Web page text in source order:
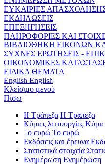
ΕΥΚΑΙΡΙΕΣ
ΕΚΔΗΛΩΣΕΙΣ
ΕΠΕΞΗΓΗΣΕΙΣ
ΠΛΗΡΟΦΟΡΙΕΣ ΚΑΙ
ΒΙΒΛΙΟΘΗΚΗ ΕΙΚΟΝΩΝ
ΣΥΧΝΕΣ ΕΡΩΤΗΣΕΙΣ -
ΟΙΚΟΝΟΜΙΚΕΣ
ΕΙΔΙΚΑ ΘΕΜΑΤΑ
English English
Κλείσιμο μενού
Πίσω
Η Τράπεζα Η Τράπεζα
Κύριες λειτουργίες
Το ευρώ Το ευρώ
Εκδόσεις και έρευνα
Στατιστικά στοιχεία
Ενημέρωση Ενημέρωση